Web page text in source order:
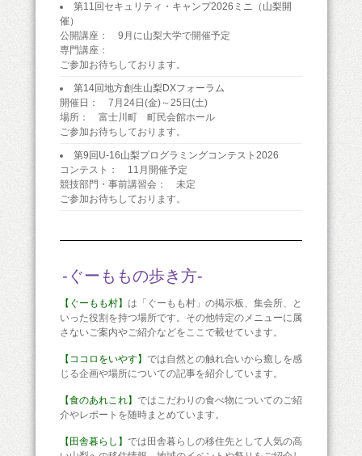
第11回セキュリティ・キャンプ2026ミニ（山梨開
催）
公開講座： 9月に山梨大学で開催予定
専門講座：
ご参加お待ちしております。
第14回地方創生山梨DXフォーラム
開催日： 7月24日(金)～25日(土)
場所： 富士川町 町民会館ホール
ご参加お待ちしております。
第9回U-16山梨プログラミングコンテスト2026
コンテスト： 11月開催予定
競技部門・事前講習会： 未定
ご参加お待ちしております。
-ぐーももの歩き方-
【ぐーもも村】 は「ぐーもも村」の掲示板、集会所、と
いった役割を持つ場所です。その他特定のメニューに属
さないご案内やご紹介などをここで載せています。
【ココロをいやす】 では自然との触れ合いから癒しを感
じる企画や場所についての記事を紹介しています。
【食のあれこれ】 ではこだわりの食べ物についてのご紹
介やレポートを随時まとめています。
【田舎暮らし】 では田舎暮らしの移住先として人気の高